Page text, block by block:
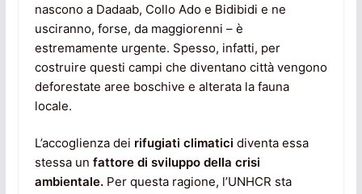
nascono a Dadaab, Collo Ado e Bidibidi e ne
usciranno, forse, da maggiorenni – è
estremamente urgente. Spesso, infatti, per
costruire questi campi che diventano città vengono
deforestate aree boschive e alterata la fauna
locale.
L’accoglienza dei rifugiati climatici diventa essa
stessa un fattore di sviluppo della crisi
ambientale.Per questa ragione, l’UNHCR sta